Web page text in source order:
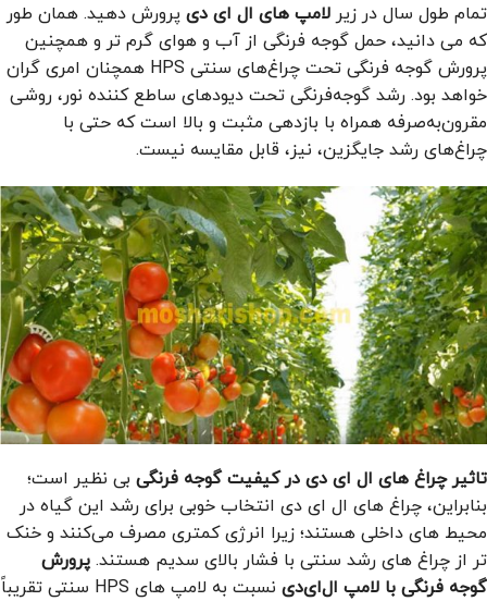
تمام طول سال در زیر لامپ های ال ای دی پرورش دهید. همان طور
که می دانید، حمل گوجه ‌فرنگی از آب ‌و هوای گرم تر و همچنین
پرورش گوجه‌ فرنگی تحت چراغ‌های سنتی HPS همچنان امری گران
خواهد بود. رشد گوجه‌فرنگی تحت دیودهای ساطع کننده نور، روشی
مقرون‌به‌صرفه همراه با بازدهی مثبت و بالا است که حتی با
چراغ‌های رشد جایگزین، نیز، قابل مقایسه نیست.
تاثیر چراغ های ال ای دی در کیفیت گوجه فرنگی بی نظیر است؛
بنابراین، چراغ‌ های ال ای دی انتخاب خوبی برای رشد این گیاه در
محیط ‌های داخلی هستند؛ زیرا انرژی کمتری مصرف می‌کنند و خنک
تر از چراغ‌ های رشد سنتی با فشار بالای سدیم هستند. پرورش
گوجه فرنگی با لامپ ال‌ای‌دی
نسبت به لامپ ‌های HPS سنتی تقریباً